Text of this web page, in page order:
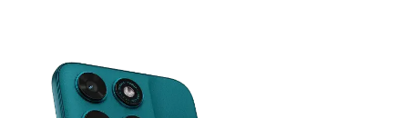
Zadajte frázu pre vyhľadanie